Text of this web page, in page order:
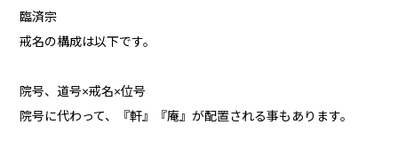
臨済宗
戒名の構成は以下です。
院号、道号×戒名×位号
院号に代わって、『軒』『庵』が配置される事もあります。